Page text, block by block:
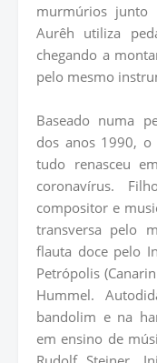
murmúrios junto
Aurêh utiliza
chegando a
pelo mesmo
Baseado numa
dos anos 1990,
tudo renasceu
coronavírus.
compositor e
transversa pelo
flauta doce pelo
Petrópolis
Hummel.
bandolim e na
em ensino de